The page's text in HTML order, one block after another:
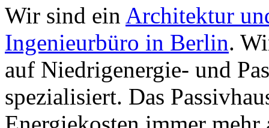
Wir sind ein Architektur
Ingenieurbüro in Berlin.
auf Niedrigenergie- und
spezialisiert. Das